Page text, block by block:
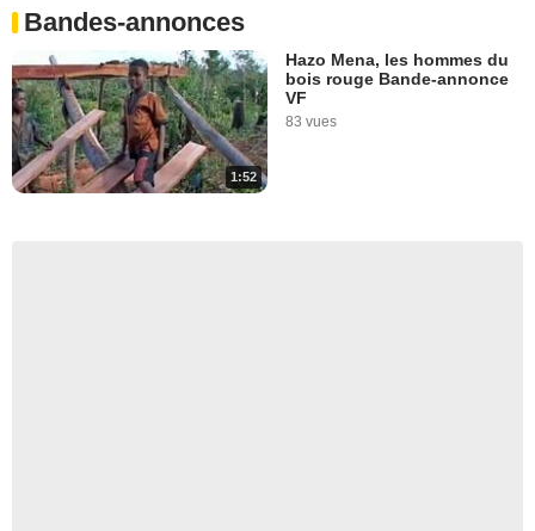
Bandes-annonces
1:52
Hazo Mena, les hommes du
bois rouge Bande-annonce
VF
83 vues